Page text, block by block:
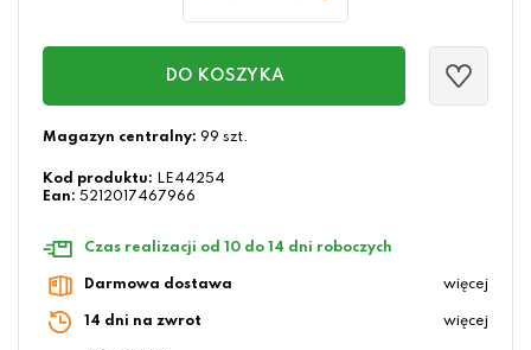
DO KOSZYKA
Magazyn centralny: 99 szt.
Kod produktu: LE44254
Ean: 5212017467966
Czas realizacji od 10 do 14 dni roboczych
Darmowa dostawa więcej
14 dni na zwrot więcej